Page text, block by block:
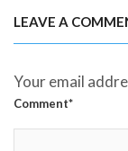
LEAVE A
Your email
Comment*